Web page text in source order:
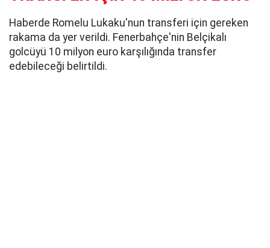
Haberde Romelu Lukaku'nun transferi için gereken
rakama da yer verildi. Fenerbahçe'nin Belçikalı
golcüyü 10 milyon euro karşılığında transfer
edebileceği belirtildi.